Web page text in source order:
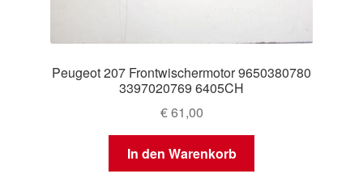
Peugeot 207 Frontwischermotor 9650380780
3397020769 6405CH
€61,00
In den Warenkorb